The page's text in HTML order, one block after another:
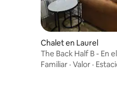
Chalet en Laurel
The Back Half B - En
Laurel, MS
Familiar · Valor ·